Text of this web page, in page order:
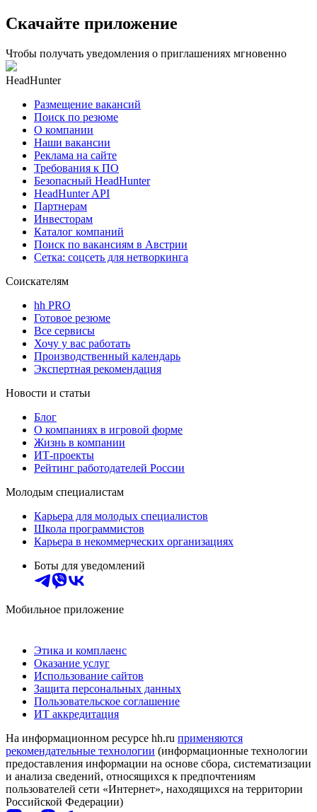
Скачайте приложение
Чтобы получать уведомления о приглашениях мгновенно
HeadHunter
Размещение вакансий
Поиск по резюме
О компании
Наши вакансии
Реклама на сайте
Требования к ПО
Безопасный HeadHunter
HeadHunter API
Партнерам
Инвесторам
Каталог компаний
Поиск по вакансиям в Австрии
Сетка: соцсеть для нетворкинга
Соискателям
hh PRO
Готовое резюме
Все сервисы
Хочу у вас работать
Производственный календарь
Экспертная рекомендация
Новости и статьи
Блог
О компаниях в игровой форме
Жизнь в компании
ИТ-проекты
Рейтинг работодателей России
Молодым специалистам
Карьера для молодых специалистов
Школа программистов
Карьера в некоммерческих организациях
Боты для уведомлений
Мобильное приложение
Этика и комплаенс
Оказание услуг
Использование сайтов
Защита персональных данных
Пользовательское соглашение
ИТ аккредитация
На информационном ресурсе hh.ru применяются
рекомендательные технологии (информационные технологии
предоставления информации на основе сбора, систематизации
и анализа сведений, относящихся к предпочтениям
пользователей сети «Интернет», находящихся на территории
Российской Федерации)